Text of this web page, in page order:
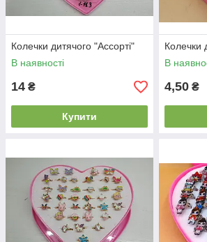
Колечки дитячого "Ассорті"
В наявності
14 ₴
Купити
Колечки
В
4,50 ₴